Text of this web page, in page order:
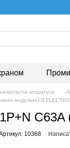
апаратура
модульні LS
C63A
10368